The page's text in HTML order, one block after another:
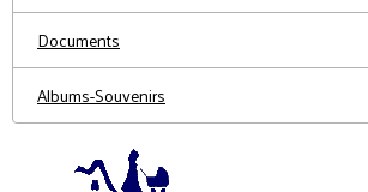
Documents
Albums-Souvenirs